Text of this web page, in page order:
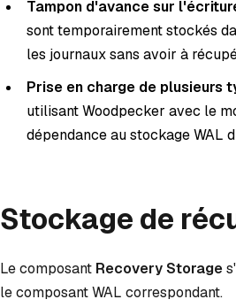
Tampon d'avance sur
sont temporairement stockés
les journaux sans avoir à
Prise en charge de plusieurs
utilisant Woodpecker avec le
dépendance au stockage WAL
Stockage de
Le composant Recovery Storage
le composant WAL correspondant.